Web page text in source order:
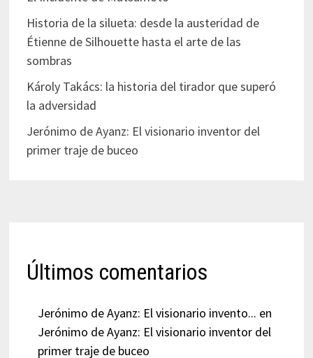
Historia de la silueta: desde la austeridad de
Étienne de Silhouette hasta el arte de las
sombras
Károly Takács: la historia del tirador que superó
la adversidad
Jerónimo de Ayanz: El visionario inventor del
primer traje de buceo
Últimos comentarios
Jerónimo de Ayanz: El visionario invento... en
Jerónimo de Ayanz: El visionario inventor del
primer traje de buceo